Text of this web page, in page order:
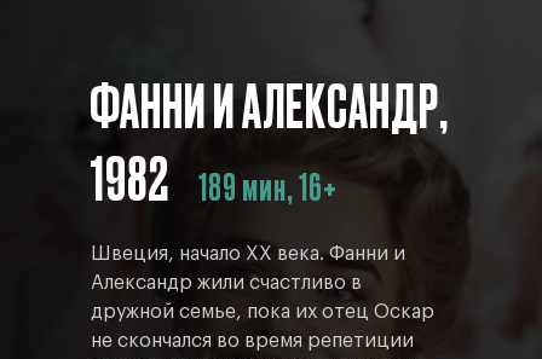
ФАННИ И АЛЕКСАНДР,
1982
189 мин, 16+
Швеция, начало XX века. Фанни и
Александр жили счастливо в
дружной семье, пока их отец Оскар
не скончался во время репетиции